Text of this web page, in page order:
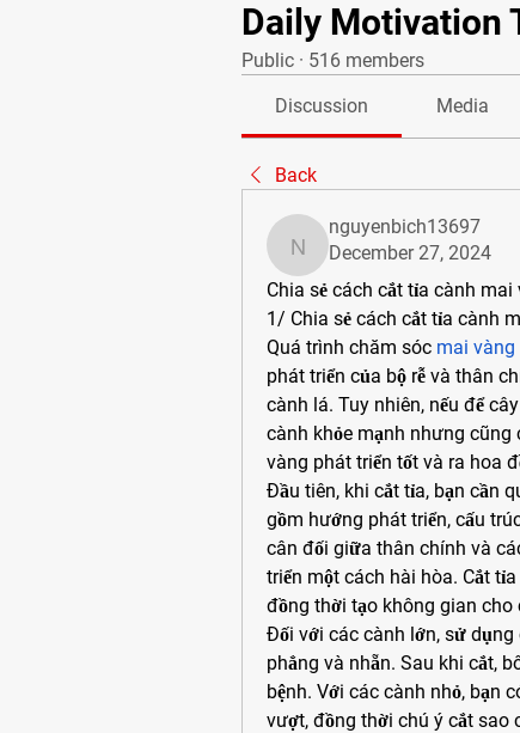
Daily Motivation
Public · 516 members
Discussion Media
Back
nguyenbich13697
nguyenbich13697
December 27, 2024
Chia sẻ cách cắt tỉa cành
1/ Chia sẻ cách cắt tỉa cành
Quá trình chăm sóc mai vàng
phát triển của bộ rễ và thân
cành lá. Tuy nhiên, nếu để
cành khỏe mạnh nhưng cũng
vàng phát triển tốt và ra hoa
Đầu tiên, khi cắt tỉa, bạn cần
gồm hướng phát triển, cấu
cân đối giữa thân chính và
triển một cách hài hòa. Cắt
đồng thời tạo không gian cho
Đối với các cành lớn, sử
phẳng và nhẵn. Sau khi cắt,
bệnh. Với các cành nhỏ, bạn
vượt, đồng thời chú ý cắt sao